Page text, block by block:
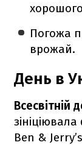
Погожа
врожай.
День в
Всесвітній
Ben &